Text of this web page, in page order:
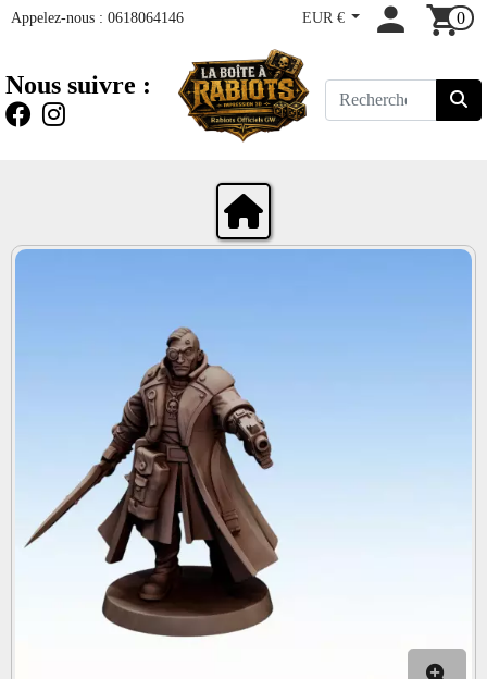
Appelez-nous : 0618064146 EUR € 0
Nous suivre :